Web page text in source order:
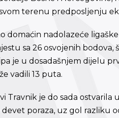
terenu predposljenju
domaćin nadolazeće
sa 26 osvojenih
je u dosadašnjem dijelu
vadili 13 puta.
Travnik je do sada
poraza, uz gol razliku